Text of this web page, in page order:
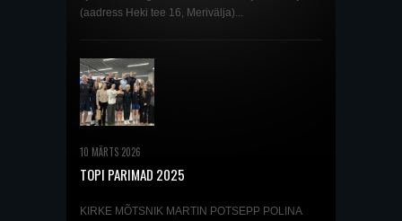
(aadress Heki tee 16, Merivälja)...
10 MÄRTS 2026
TOPI PARIMAD 2025
KIRKE MÕTSNIK MARTIN POTSEPP POLINA